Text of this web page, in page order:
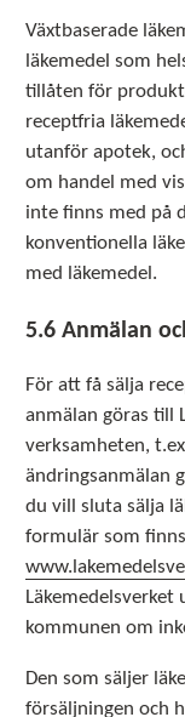
Växtbaserade
läkemedel som
tillåten för
receptfria
utanför apotek,
om handel med
inte finns med på
konventionella
med läkemedel.
5.6 Anmälan
För att få sälja
anmälan göras till
verksamheten,
ändringsanmälan
du vill sluta sälja
formulär som
Läkemedelsverket
kommunen om
Den som säljer
försäljningen och